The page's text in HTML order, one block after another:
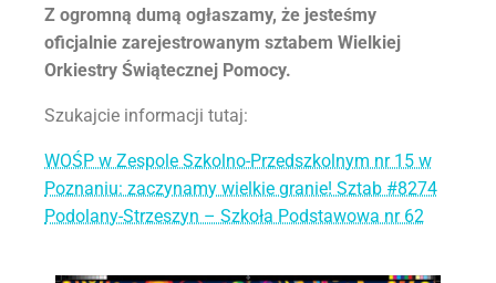
Z ogromną dumą ogłaszamy, że jesteśmy
oficjalnie zarejestrowanym sztabem Wielkiej
Orkiestry Świątecznej Pomocy.
Szukajcie informacji tutaj:
WOŚP w Zespole Szkolno-Przedszkolnym nr 15 w
Poznaniu: zaczynamy wielkie granie! Sztab #8274
Podolany-Strzeszyn – Szkoła Podstawowa nr 62